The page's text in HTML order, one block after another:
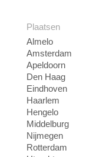
Plaatsen
Almelo
Amsterdam
Apeldoorn
Den Haag
Eindhoven
Haarlem
Hengelo
Middelburg
Nijmegen
Rotterdam